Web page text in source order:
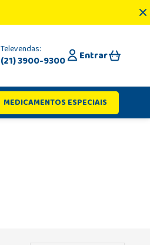
Televendas:
(21) 3900-9300 Entrar
MEDICAMENTOS ESPECIAIS